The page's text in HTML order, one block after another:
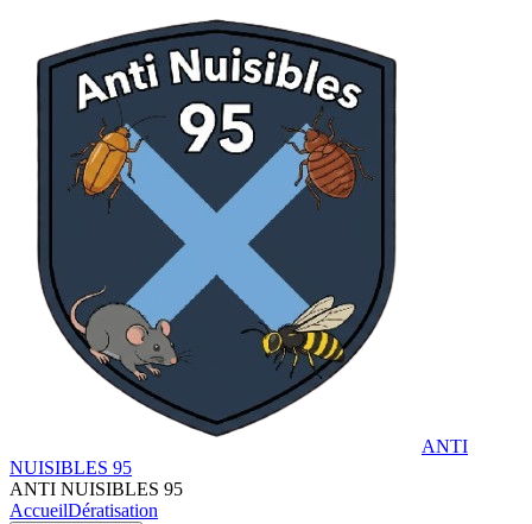
ANTI
NUISIBLES 95
ANTI NUISIBLES 95
AccueilDératisation